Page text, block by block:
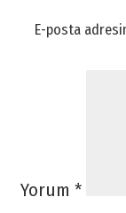
E-posta
Yorum *